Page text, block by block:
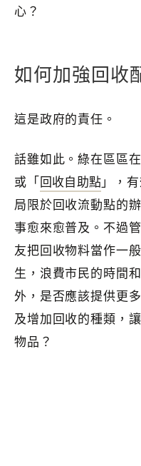
心？
如何加強回收
這是政府的責任。
話雖如此。綠在區區
或「回收自助點」，
局限於回收流動點的
事愈來愈普及。不過
友把回收物料當作一
生，浪費市民的時間
外，是否應該提供更
及增加回收的種類，
物品？